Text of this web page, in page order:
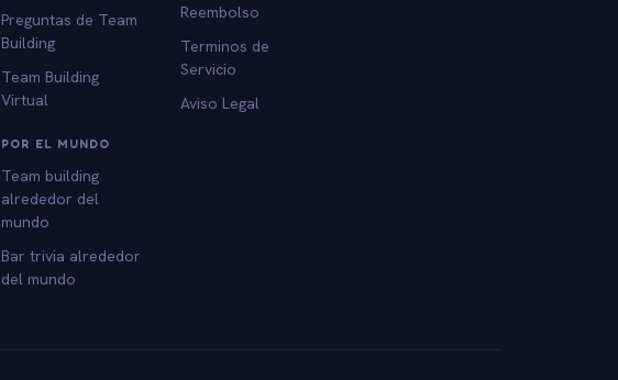
Preguntas de Team
Building
Team Building
Virtual
POR EL MUNDO
Team building
alrededor del
mundo
Bar trivia alrededor
del mundo
Reembolso
Terminos de
Servicio
Aviso Legal